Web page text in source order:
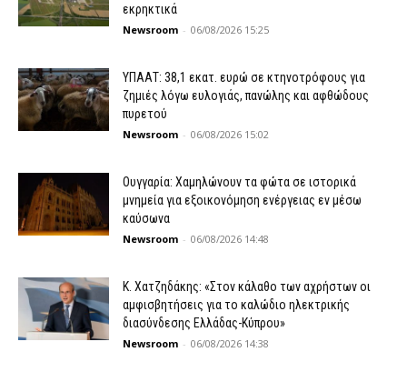
εκρηκτικά
Newsroom - 06/08/2026 15:25
ΥΠΑΑΤ: 38,1 εκατ. ευρώ σε κτηνοτρόφους για
ζημιές λόγω ευλογιάς, πανώλης και αφθώδους
πυρετού
Newsroom - 06/08/2026 15:02
Ουγγαρία: Χαμηλώνουν τα φώτα σε ιστορικά
μνημεία για εξοικονόμηση ενέργειας εν μέσω
καύσωνα
Newsroom - 06/08/2026 14:48
Κ. Χατζηδάκης: «Στον κάλαθο των αχρήστων οι
αμφισβητήσεις για το καλώδιο ηλεκτρικής
διασύνδεσης Ελλάδας-Κύπρου»
Newsroom - 06/08/2026 14:38